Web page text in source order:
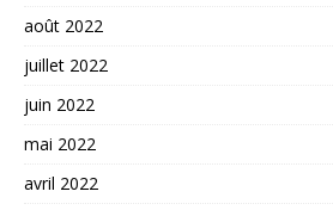
août 2022
juillet 2022
juin 2022
mai 2022
avril 2022